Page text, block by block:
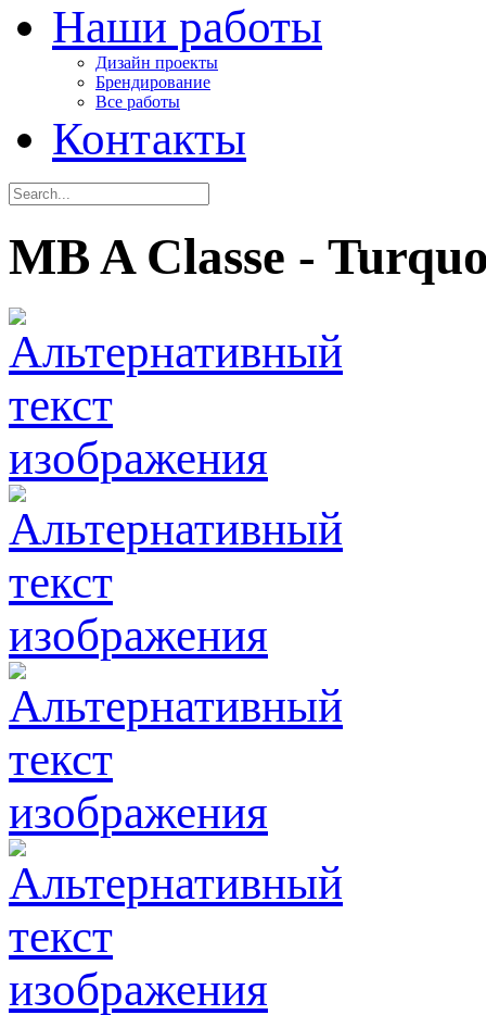
Наши работы
Дизайн проекты
Брендирование
Все работы
Контакты
MB A Classe -